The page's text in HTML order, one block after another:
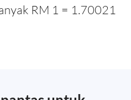
RM 1 = 1.70021